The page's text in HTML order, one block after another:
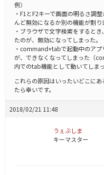
例）
・F1とF2キーで画面の明るさ調
んど無効になるか別の機能が割り
・ブラウザで文字検索をすると
たのが、無効になってしまった。
・command+tabで起動中のア
が、できなくなってしまった（
内でのtab機能として動いてしまっ
これらの原因はいったいどこに
たら幸いです。
2018/02/21 11:48
うぇぶしま
キーマスター